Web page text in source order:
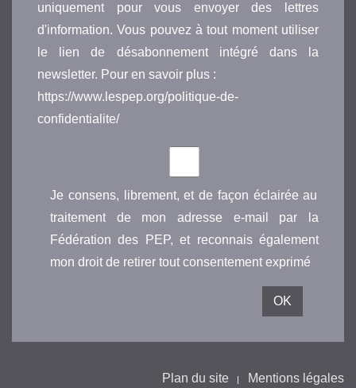
uniquement pour vous envoyer des lettres
d'information. Vous pouvez à tout moment utiliser
le lien de désabonnement intégré dans la
newsletter. Pour en savoir plus :
https://www.lespep.org/politique-de-
confidentialite/
Je consens, librement, et de façon éclairée au
traitement de mon adresse e-mail par la
Fédération des PEP, et reconnais également
mon droit de retirer tout consentement exprimé
Plan du site Mentions légales